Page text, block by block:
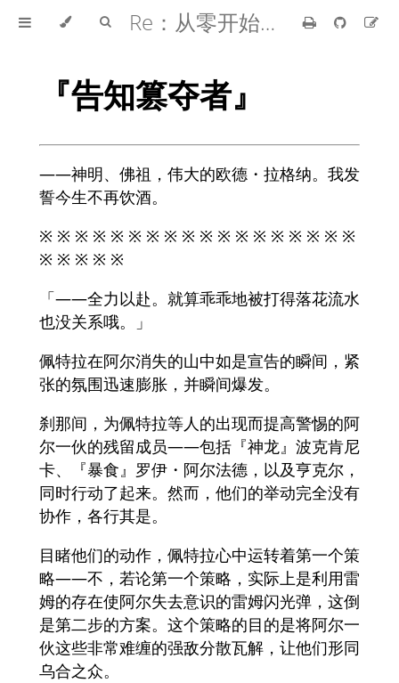
Re：从零开始的异世界生活
『告知篡夺者』
――神明、佛祖，伟大的欧德・拉格纳。我发
誓今生不再饮酒。
※ ※ ※ ※ ※ ※ ※ ※ ※ ※ ※ ※ ※ ※ ※ ※ ※ ※
※ ※ ※ ※ ※
「——全力以赴。就算乖乖地被打得落花流水
也没关系哦。」
佩特拉在阿尔消失的山中如是宣告的瞬间，紧
张的氛围迅速膨胀，并瞬间爆发。
刹那间，为佩特拉等人的出现而提高警惕的阿
尔一伙的残留成员——包括『神龙』波克肯尼
卡、『暴食』罗伊・阿尔法德，以及亨克尔，
同时行动了起来。然而，他们的举动完全没有
协作，各行其是。
目睹他们的动作，佩特拉心中运转着第一个策
略——不，若论第一个策略，实际上是利用雷
姆的存在使阿尔失去意识的雷姆闪光弹，这倒
是第二步的方案。这个策略的目的是将阿尔一
伙这些非常难缠的强敌分散瓦解，让他们形同
乌合之众。